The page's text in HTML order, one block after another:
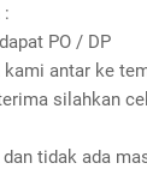
:
PO / DP
kami antar ke
silahkan
tidak ada